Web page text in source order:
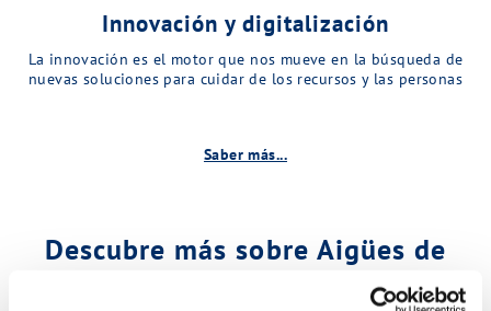
Innovación y digitalización
La innovación es el motor que nos mueve en la búsqueda de
nuevas soluciones para cuidar de los recursos y las personas
Saber más...
Descubre más sobre Aigües de